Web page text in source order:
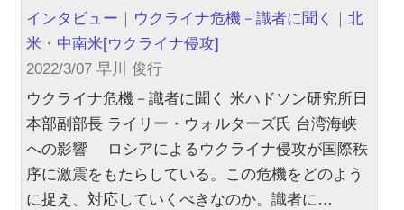
インタビュー ｜ ウクライナ危機－識者に聞く ｜北
米・中南米[ウクライナ侵攻]
2022/3/07 早川 俊行
ウクライナ危機－識者に聞く 米ハドソン研究所日
本部副部長 ライリー・ウォルターズ氏 台湾海峡
への影響 ロシアによるウクライナ侵攻が国際秩
序に激震をもたらしている。この危機をどのよう
に捉え、対応していくべきなのか。識者に…